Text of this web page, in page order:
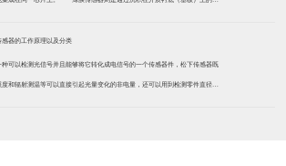
料，涂覆在陶瓷基片上
器的工作原理以及分类
可以检测光信号并且能够将它转化成电信号的一个传感器件，松下传感器既
度和辐射测温等可以直接引起光量变化的非电量，还可以用到检测零件直径、